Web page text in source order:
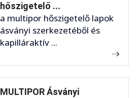
hőszigetelő ...
a multipor hőszigetelő lapok
ásványi szerkezetéből és
kapilláraktív ...
MULTIPOR Ásványi